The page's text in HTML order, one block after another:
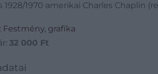
1928/1970 amerikai Charles Chaplin
Festmény, grafika
32 000 Ft